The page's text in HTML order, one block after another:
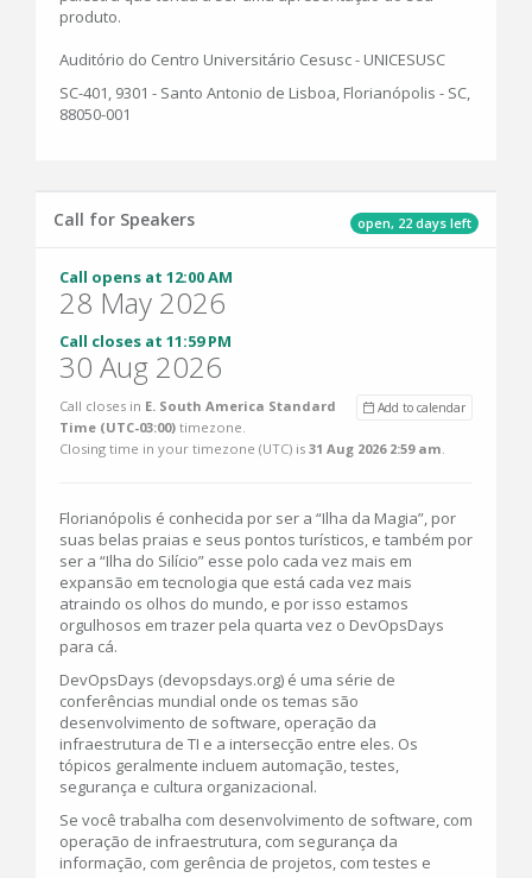
produto.
Auditório do Centro Universitário Cesusc - UNICESUSC
SC-401, 9301 - Santo Antonio de Lisboa, Florianópolis - SC,
88050-001
open, 22 days left
Call for Speakers
Call opens at 12:00 AM
28 May 2026
Call closes at 11:59 PM
30 Aug 2026
Add to calendar
Call closes in E. South America Standard
Time (UTC-03:00) timezone.
Closing time in your timezone (UTC) is 31 Aug 2026 2:59 am.
Florianópolis é conhecida por ser a “Ilha da Magia”, por
suas belas praias e seus pontos turísticos, e também por
ser a “Ilha do Silício” esse polo cada vez mais em
expansão em tecnologia que está cada vez mais
atraindo os olhos do mundo, e por isso estamos
orgulhosos em trazer pela quarta vez o DevOpsDays
para cá.
DevOpsDays (devopsdays.org) é uma série de
conferências mundial onde os temas são
desenvolvimento de software, operação da
infraestrutura de TI e a intersecção entre eles. Os
tópicos geralmente incluem automação, testes,
segurança e cultura organizacional.
Se você trabalha com desenvolvimento de software, com
operação de infraestrutura, com segurança da
informação, com gerência de projetos, com testes e